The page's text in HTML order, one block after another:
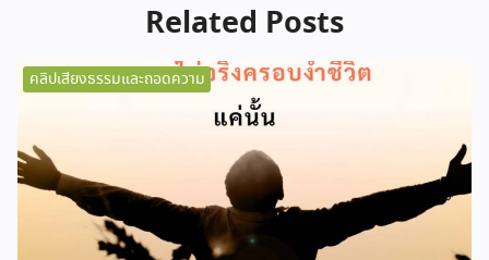
Related Posts
คลิปเสียงธรรมและถอดความ